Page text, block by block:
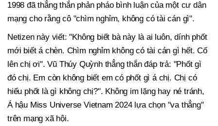
1998 đã thẳng thắn phản pháo bình luận của một cư dân
mạng cho rằng cô "chìm nghỉm, không có tài cán gì".
Netizen này viết: "Không biết bà này là ai luôn, dính phốt
mới biết á chèn. Chìm nghỉm không có tài cán gì hết. Cố
lên chị ơi". Vũ Thúy Quỳnh thẳng thắn đáp trả: "Phốt gì
đó chị. Em còn không biết em có phốt gì á chị. Chị có
hiểu phốt là gì không chị?". Không im lặng hay né tránh,
Á hậu Miss Universe Vietnam 2024 lựa chọn "va thẳng"
trên mạng xã hội.